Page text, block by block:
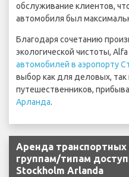
обслуживание клиентов,
автомобиля был
Благодаря сочетанию
экологической чистоты, Alfa
автомобилей в аэропорту
выбор как для деловых,
путешественников,
Арланда.
Аренда транспортных
группам/типам
Stockholm Arlanda